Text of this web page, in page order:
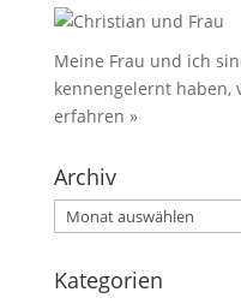
Meine Frau und ich
kennengelernt haben,
erfahren »
Archiv
Archiv
Kategorien